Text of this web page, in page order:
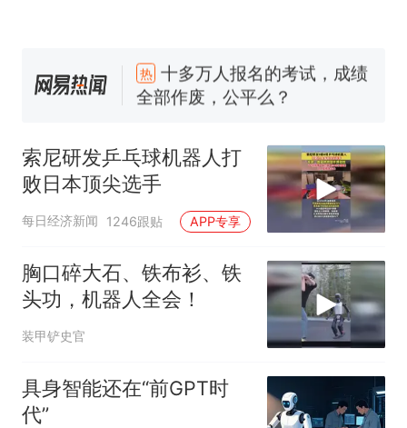
热 十多万人报名的考试，成绩
全部作废，公平么？
家，刚改国名，总统就邀请中
国大使骑行绕了几乎整个国境
线一圈，还曾两次到中国寻根
5万的小车卖不动，40万以上
的抢着买
视频丨只要一枚命中就能让航
空调24小时开着反而更省电？
电力部门回应
大雨将至一家老小6分钟抢收完
全部作废，公平么？
索尼研发乒乓球机器人打
败日本顶尖选手
每日经济新闻 1246跟贴 APP专享
胸口碎大石、铁布衫、铁
头功，机器人全会！
装甲铲史官
具身智能还在“前GPT时
代”